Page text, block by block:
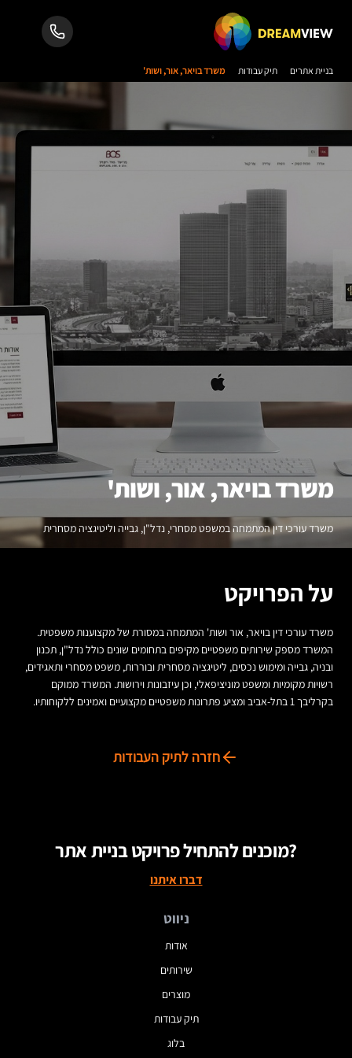
בניית אתרים תיק עבודות משרד בויאר, אור, ושות'
משרד בויאר, אור, ושות'
משרד עורכי דין המתמחה במשפט מסחרי, נדל"ן, גבייה וליטיגציה מסחרית
על הפרויקט
משרד עורכי דין בויאר, אור ושות' המתמחה במסורת של מקצוענות משפטית.
המשרד מספק שירותים משפטיים מקיפים בתחומים שונים כולל נדל"ן, תכנון
ובניה, גבייה ומימוש נכסים, ליטיגציה מסחרית ובוררות, משפט מסחרי ותאגידים,
רשויות מקומיות ומשפט מוניציפאלי, וכן עיזבונות וירושות. המשרד ממוקם
בקרליבך 1 בתל-אביב ומציע פתרונות משפטיים מקצועיים ואמינים ללקוחותיו.
חזרה לתיק העבודות
מוכנים להתחיל פרויקט בניית אתר?
דברו איתנו
ניווט
אודות
שירותים
מוצרים
תיק עבודות
בלוג